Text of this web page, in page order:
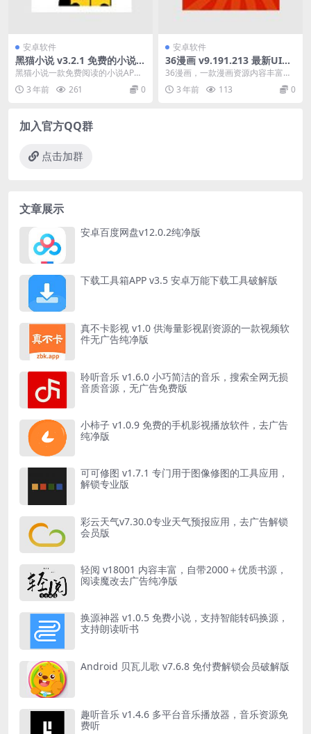
安卓软件
黑猫小说 v3.2.1 免费的小说阅
读软件，无广告
黑猫小说一款免费阅读的小说AP
P。各种种类书籍应有尽有，可看可
听，各类热门小说免...
3 年前 261 0
安卓软件
36漫画 v9.191.213 最新UI
版，超多热门新番，去广告纯
36漫画，一款漫画资源内容丰富的
在线阅读神器，不需要登录直接打
开就可以进行使用，...
3 年前 113 0
加入官方QQ群
点击加群
文章展示
安卓百度网盘v12.0.2纯净版
下载工具箱APP v3.5 安卓万能下载工具破解版
真不卡影视 v1.0 供海量影视剧资源的一款视频软
件无广告纯净版
聆听音乐 v1.6.0 小巧简洁的音乐，搜索全网无损
音质音源，无广告免费版
小柿子 v1.0.9 免费的手机影视播放软件，去广告
纯净版
可可修图 v1.7.1 专门用于图像修图的工具应用，
解锁专业版
彩云天气v7.30.0专业天气预报应用，去广告解锁
会员版
轻阅 v18001 内容丰富，自带2000＋优质书源，
阅读魔改去广告纯净版
换源神器 v1.0.5 免费小说，支持智能转码换源，
支持朗读听书
Android 贝瓦儿歌 v7.6.8 免付费解锁会员破解版
趣听音乐 v1.4.6 多平台音乐播放器，音乐资源免
费听